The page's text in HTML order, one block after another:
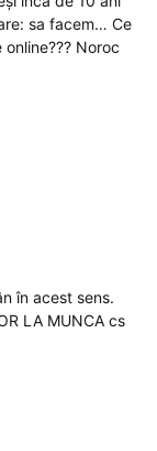
sa facem… Ce
Noroc
în acest sens.
LA MUNCA cs